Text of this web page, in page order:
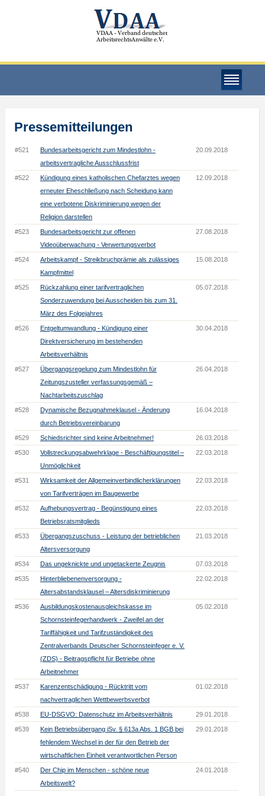
Pressemitteilungen
#521
Bundesarbeitsgericht zum Mindestlohn -
arbeitsvertragliche Ausschlussfrist
20.09.2018
#522
Kündigung eines katholischen Chefarztes wegen
erneuter Eheschließung nach Scheidung kann
eine verbotene Diskriminierung wegen der
Religion darstellen
12.09.2018
#523
Bundesarbeitsgericht zur offenen
Videoüberwachung - Verwertungsverbot
27.08.2018
#524
Arbeitskampf - Streikbruchprämie als zulässiges
Kampfmittel
15.08.2018
#525
Rückzahlung einer tarifvertraglichen
Sonderzuwendung bei Ausscheiden bis zum 31.
März des Folgejahres
05.07.2018
#526
Entgeltumwandlung - Kündigung einer
Direktversicherung im bestehenden
Arbeitsverhältnis
30.04.2018
#527
Übergangsregelung zum Mindestlohn für
Zeitungszusteller verfassungsgemäß –
Nachtarbeitszuschlag
26.04.2018
#528
Dynamische Bezugnahmeklausel - Änderung
durch Betriebsvereinbarung
16.04.2018
#529 Schiedsrichter sind keine Arbeitnehmer! 26.03.2018
#530
Vollstreckungsabwehrklage - Beschäftigungstitel –
Unmöglichkeit
22.03.2018
#531
Wirksamkeit der Allgemeinverbindlicherklärungen
von Tarifverträgen im Baugewerbe
22.03.2018
#532
Aufhebungsvertrag - Begünstigung eines
Betriebsratsmitglieds
22.03.2018
#533
Übergangszuschuss - Leistung der betrieblichen
Altersversorgung
21.03.2018
#534 Das ungeknickte und ungetackerte Zeugnis 07.03.2018
#535
Hinterbliebenenversorgung -
Altersabstandsklausel – Altersdiskriminierung
22.02.2018
#536
Ausbildungskostenausgleichskasse im
Schornsteinfegerhandwerk - Zweifel an der
Tariffähigkeit und Tarifzuständigkeit des
Zentralverbands Deutscher Schornsteinfeger e. V.
(ZDS) - Beitragspflicht für Betriebe ohne
Arbeitnehmer
05.02.2018
#537
Karenzentschädigung - Rücktritt vom
nachvertraglichen Wettbewerbsverbot
01.02.2018
#538 EU-DSGVO: Datenschutz im Arbeitsverhältnis 29.01.2018
#539
Kein Betriebsübergang iSv. § 613a Abs. 1 BGB bei
fehlendem Wechsel in der für den Betrieb der
wirtschaftlichen Einheit verantwortlichen Person
29.01.2018
#540
Der Chip im Menschen - schöne neue
Arbeitswelt?
24.01.2018